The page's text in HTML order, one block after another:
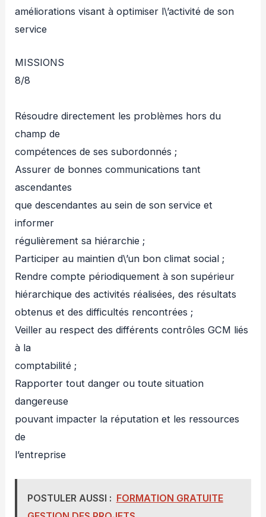
améliorations visant à optimiser l\’activité de son
service
MISSIONS
8/8
Résoudre directement les problèmes hors du
champ de
compétences de ses subordonnés ;
Assurer de bonnes communications tant
ascendantes
que descendantes au sein de son service et
informer
régulièrement sa hiérarchie ;
Participer au maintien d\’un bon climat social ;
Rendre compte périodiquement à son supérieur
hiérarchique des activités réalisées, des résultats
obtenus et des difficultés rencontrées ;
Veiller au respect des différents contrôles GCM liés
à la
comptabilité ;
Rapporter tout danger ou toute situation
dangereuse
pouvant impacter la réputation et les ressources
de
l’entreprise
POSTULER AUSSI : FORMATION GRATUITE